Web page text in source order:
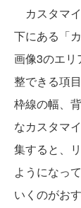
カスタマ
下にある「
画像3のエリ
整できる項
枠線の幅、
なカスタマ
集すると、
ようになっ
いくのがお